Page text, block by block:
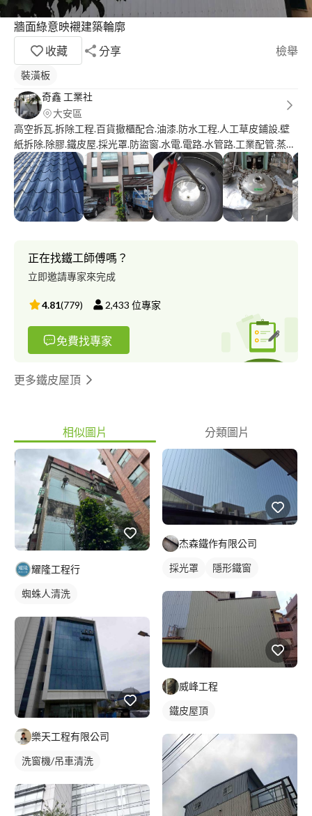
牆面綠意映襯建築輪廓
收藏
分享 檢舉
裝潢板
奇鑫 工業社
大安區
高空拆瓦.拆除工程.百貨撤櫃配合.油漆.防水工程.人工草皮鋪設.壁
紙拆除.除膠.鐵皮屋.採光罩.防盜窗.水電.電路.水管路.工業配管.蒸氣.
純水.冰水.熱煤管路.清洗水塔.低收入戶.獨居老人.免費清洗水塔.屋
頂漏水修補
正在找鐵工師傅嗎？
立即邀請專家來完成
4.81(779) 2,433 位專家
免費找專家
更多鐵皮屋頂
相似圖片 分類圖片
耀隆工程行
蜘蛛人清洗
樂天工程有限公司
洗窗機/吊車清洗
杰森鐵作有限公司
採光罩 隱形鐵窗
威峰工程
鐵皮屋頂